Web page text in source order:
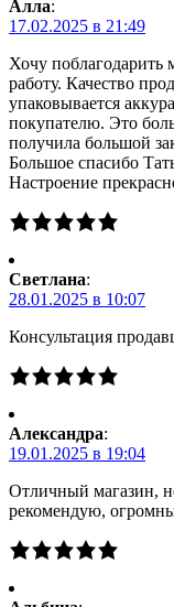
Алла:
17.02.2025 в 21:49
Хочу
работу. Качество
упаковывается
покупателю. Это
получила большой
Большое спасибо
Настроение
Светлана:
28.01.2025 в 10:07
Консультация
Александра:
19.01.2025 в 19:04
Отличный магазин,
рекомендую,